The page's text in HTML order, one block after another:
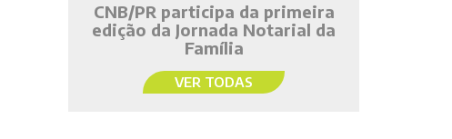
CNB/PR participa da primeira
edição da Jornada Notarial da
Família
VER TODAS